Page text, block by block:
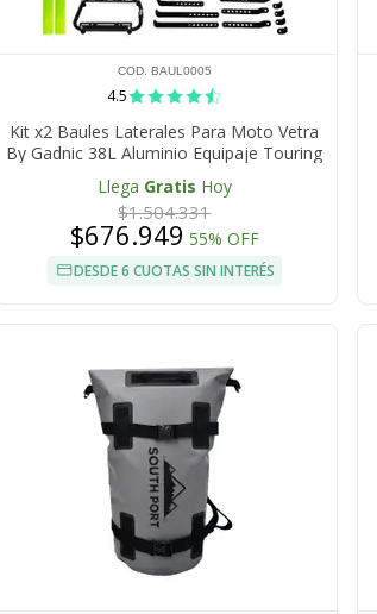
COD. BAUL0005
4.5
Kit x2 Baules Laterales Para Moto Vetra
By Gadnic 38L Aluminio Equipaje Touring
Universal
Llega Gratis Hoy
$1.504.331
$676.949 55% OFF
DESDE 6 CUOTAS SIN INTERÉS